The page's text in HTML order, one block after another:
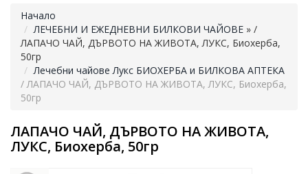
Начало
ЛЕЧЕБНИ И ЕЖЕДНЕВНИ БИЛКОВИ ЧАЙОВЕ » /
ЛАПАЧО ЧАЙ, ДЪРВОТО НА ЖИВОТА, ЛУКС, Биохерба,
50гр
Лечебни чайове Лукс БИОХЕРБА и БИЛКОВА АПТЕКА
/ ЛАПАЧО ЧАЙ, ДЪРВОТО НА ЖИВОТА, ЛУКС, Биохерба,
50гр
ЛАПАЧО ЧАЙ, ДЪРВОТО НА ЖИВОТА,
ЛУКС, Биохерба, 50гр